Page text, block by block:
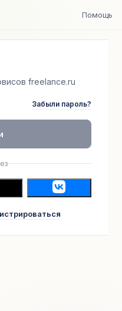
Помощь
freelance.ru
Забыли пароль?